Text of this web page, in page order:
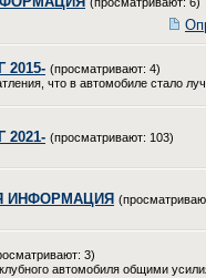
(просматривают: 4)
что в автомобиле стало
(просматривают: 103)
ИНФОРМАЦИЯ
3)
автомобиля общими